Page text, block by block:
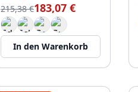
215,38 €183,07 €
In den Warenkorb